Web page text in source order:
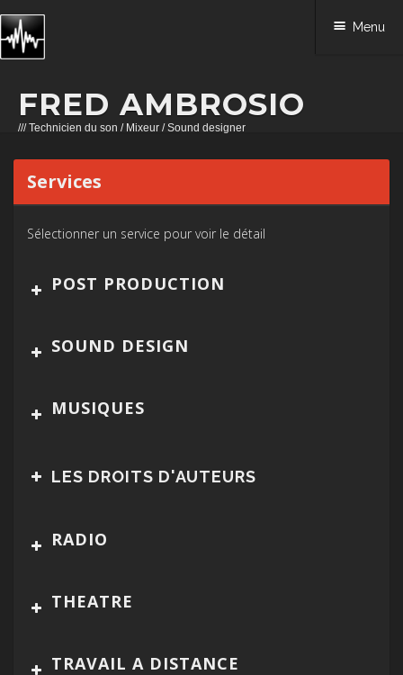
FRED AMBROSIO
/// Technicien du son / Mixeur / Sound designer
Menu
Skip to content
Services
Sélectionner un service pour voir le détail
POST PRODUCTION
SOUND DESIGN
MUSIQUES
LES DROITS D'AUTEURS
RADIO
Montage
THEATRE
TRAVAIL A DISTANCE